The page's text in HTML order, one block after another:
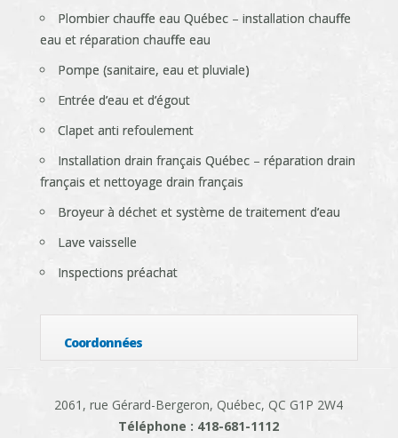
Plombier chauffe eau Québec – installation chauffe
eau et réparation chauffe eau
Pompe (sanitaire, eau et pluviale)
Entrée d’eau et d’égout
Clapet anti refoulement
Installation drain français Québec – réparation drain
français et nettoyage drain français
Broyeur à déchet et système de traitement d’eau
Lave vaisselle
Inspections préachat
Coordonnées
2061, rue Gérard-Bergeron, Québec, QC G1P 2W4
Téléphone : 418-681-1112